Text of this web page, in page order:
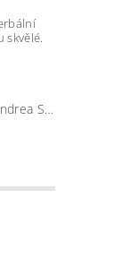
skvělé.
Andrea Straková